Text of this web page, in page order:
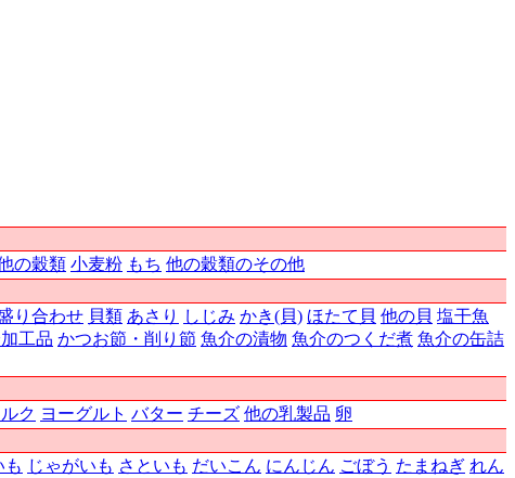
の穀類 小麦粉 もち 他の穀類のその他
り合わせ 貝類 あさり しじみ かき(貝) ほたて貝 他の貝 塩干魚
工品 かつお節・削り節 魚介の漬物 魚介のつくだ煮 魚介の缶詰
ク ヨーグルト バター チーズ 他の乳製品 卵
も じゃがいも さといも だいこん にんじん ごぼう たまねぎ れん